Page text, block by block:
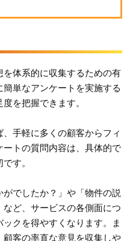
体系的に収集するための有
単なアンケートを実施する
を把握できます。
手軽に多くの顧客からフィ
トの質問内容は、具体的で
す。
でしたか？」や「物件の説
ど、サービスの各側面につ
クを得やすくなります。ま
客の率直な意見を収集しや